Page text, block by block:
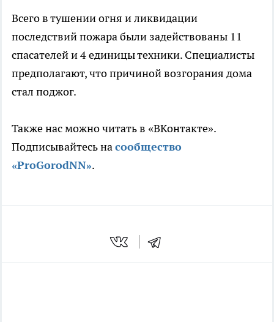
Всего в тушении огня и ликвидации
последствий пожара были задействованы 11
спасателей и 4 единицы техники. Специалисты
предполагают, что причиной возгорания дома
стал поджог.
Также нас можно читать в «ВКонтакте».
Подписывайтесь насообщество
«ProGorodNN».